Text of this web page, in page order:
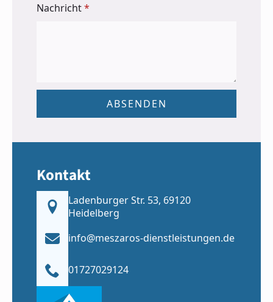
Kontakt
Ladenburger Str. 53, 69120
Heidelberg
info@meszaros-dienstleistungen.de
01727029124
Nachricht*
ABSENDEN